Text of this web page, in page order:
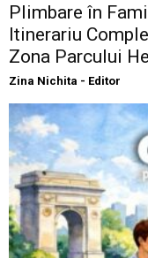
Plimbare în
Itinerariu
Zona Parcului
Zina Nichita - Editor